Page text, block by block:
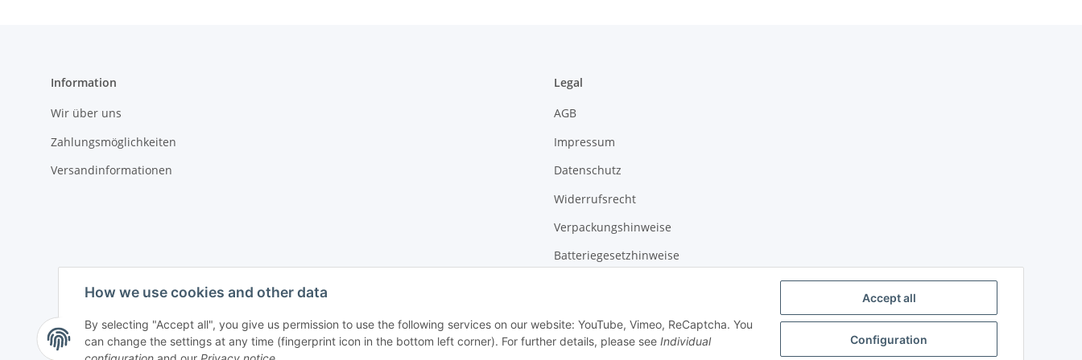
Accept all
Configuration
How we use cookies and other data
By selecting "Accept all", you give us permission to use the following services on our website: YouTube, Vimeo, ReCaptcha. You
can change the settings at any time (fingerprint icon in the bottom left corner). For further details, please see Individual
Information
Wir über uns
Zahlungsmöglichkeiten
Versandinformationen
Legal
AGB
Impressum
Datenschutz
Widerrufsrecht
Verpackungshinweise
Batteriegesetzhinweise
Withdraw contract